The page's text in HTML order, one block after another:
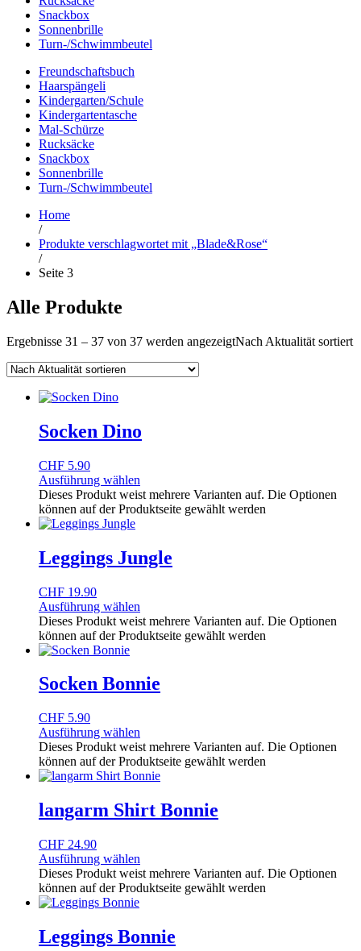
Snackbox
Sonnenbrille
Turn-/Schwimmbeutel
Freundschaftsbuch
Haarspängeli
Kindergarten/Schule
Kindergartentasche
Mal-Schürze
Rucksäcke
Snackbox
Sonnenbrille
Turn-/Schwimmbeutel
Home
/
Produkte verschlagwortet mit „Blade&Rose“
/
Seite 3
Alle Produkte
Ergebnisse 31 – 37 von 37 werden angezeigtNach Aktualität sortiert
Socken Dino
CHF 5.90
Ausführung wählen
Dieses Produkt weist mehrere Varianten auf. Die Optionen
können auf der Produktseite gewählt werden
Leggings Jungle
CHF 19.90
Ausführung wählen
Dieses Produkt weist mehrere Varianten auf. Die Optionen
können auf der Produktseite gewählt werden
Socken Bonnie
CHF 5.90
Ausführung wählen
Dieses Produkt weist mehrere Varianten auf. Die Optionen
können auf der Produktseite gewählt werden
langarm Shirt Bonnie
CHF 24.90
Ausführung wählen
Dieses Produkt weist mehrere Varianten auf. Die Optionen
können auf der Produktseite gewählt werden
Leggings Bonnie